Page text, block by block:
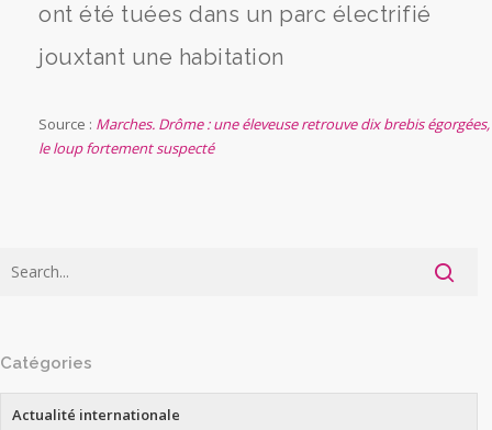
ont été tuées dans un parc électrifié
jouxtant une habitation
Source : Marches. Drôme : une éleveuse retrouve dix brebis égorgées,
le loup fortement suspecté
Catégories
Actualité internationale